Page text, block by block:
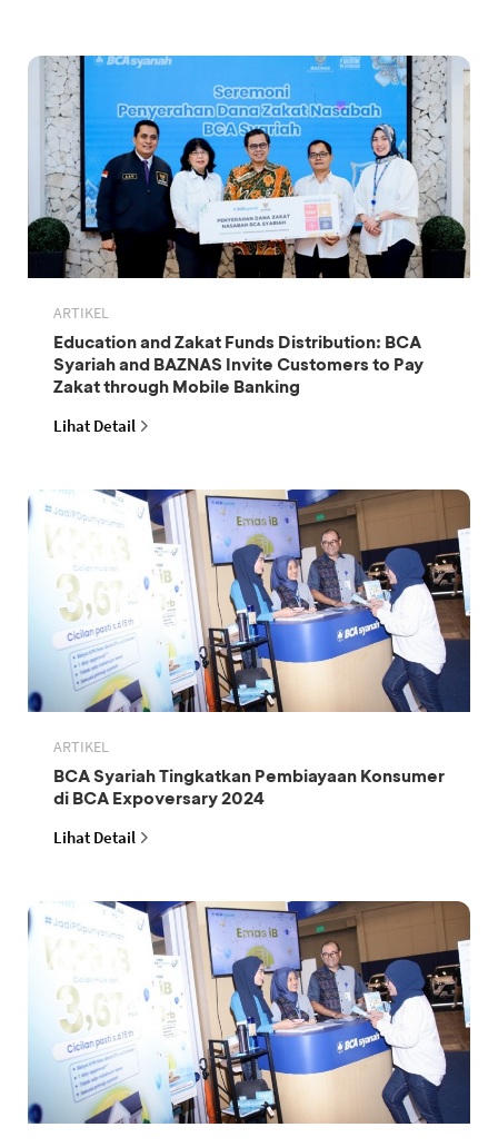
ARTIKEL
Education and Zakat Funds Distribution: BCA
Syariah and BAZNAS Invite Customers to Pay
Zakat through Mobile Banking
Lihat Detail
ARTIKEL
BCA Syariah Tingkatkan Pembiayaan Konsumer
di BCA Expoversary 2024
Lihat Detail